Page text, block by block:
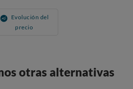
Evolución del
precio
otras alternativas